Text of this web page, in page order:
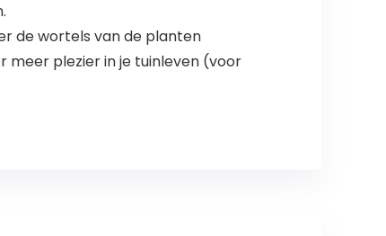
de wortels van de planten
plezier in je tuinleven (voor